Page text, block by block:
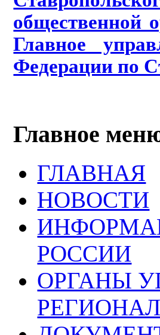
общественной
Главное
Федерации по
Главное
ГЛАВНАЯ
НОВОСТИ
РОССИИ
ОРГАНЫ